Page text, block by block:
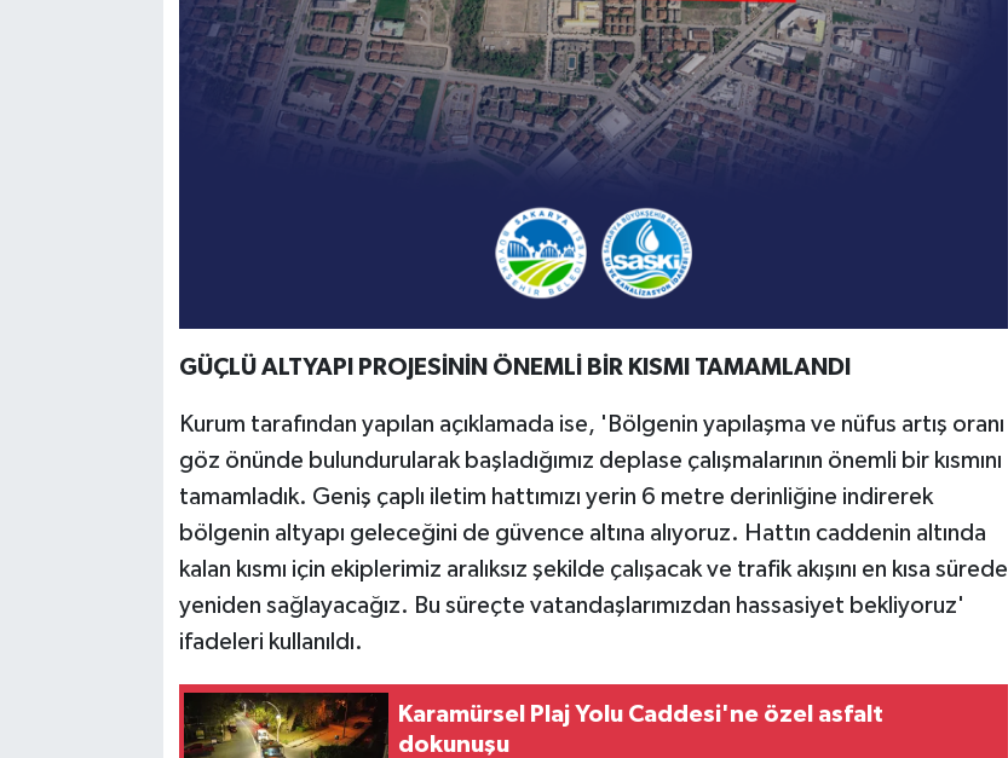
GÜÇLÜ ALTYAPI PROJESİNİN ÖNEMLİ BİR KISMI TAMAMLANDI
Kurum tarafından yapılan açıklamada ise, 'Bölgenin yapılaşma ve nüfus artış oranı
göz önünde bulundurularak başladığımız deplase çalışmalarının önemli bir kısmını
tamamladık. Geniş çaplı iletim hattımızı yerin 6 metre derinliğine indirerek
bölgenin altyapı geleceğini de güvence altına alıyoruz. Hattın caddenin altında
kalan kısmı için ekiplerimiz aralıksız şekilde çalışacak ve trafik akışını en kısa sürede
yeniden sağlayacağız. Bu süreçte vatandaşlarımızdan hassasiyet bekliyoruz'
ifadeleri kullanıldı.
Karamürsel Plaj Yolu Caddesi'ne özel asfalt
dokunuşu